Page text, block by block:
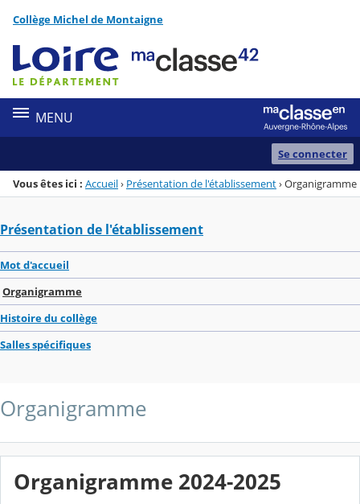
Menu de la rubrique
Contenu
Collège Michel de Montaigne
MENU
Se connecter
Vous êtes ici : Accueil› Présentation de l'établissement›Organigramme
Présentation de l'établissement
Mot d'accueil
Organigramme
Histoire du collège
Salles spécifiques
Organigramme
Organigramme 2024-2025